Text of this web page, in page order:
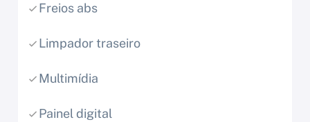
Freios abs
Limpador traseiro
Multimídia
Painel digital